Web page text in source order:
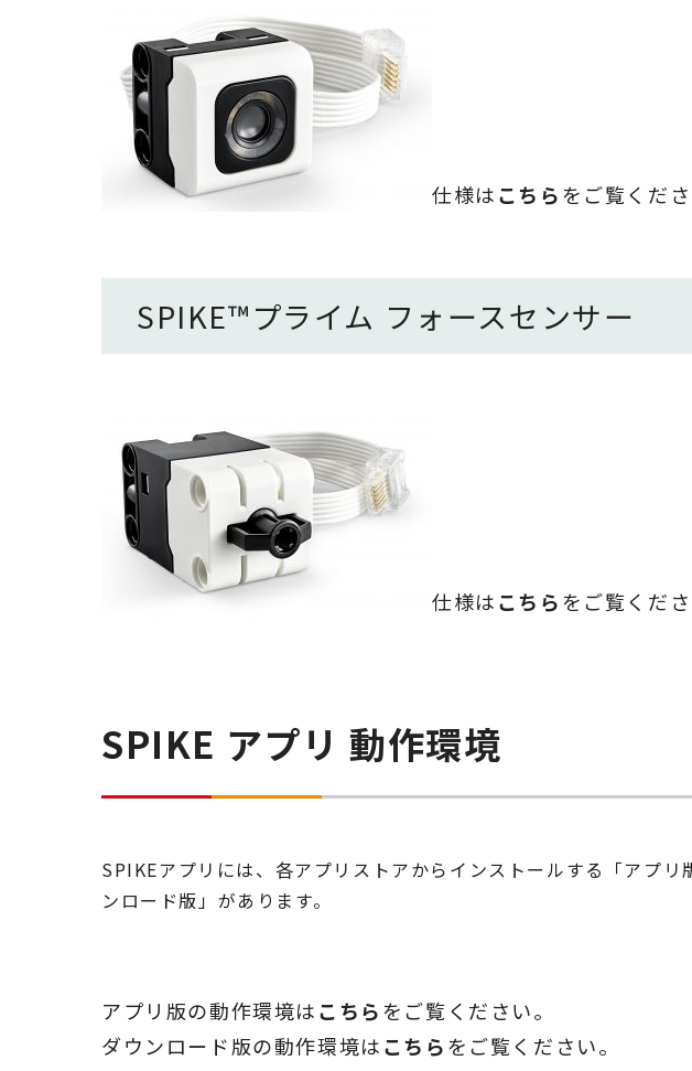
仕様はこちらをご覧くださ
SPIKE™プライム フォースセンサー
仕様はこちらをご覧くださ
SPIKE アプリ 動作環境
SPIKEアプリには、各アプリストアからインストールする「アプ
ンロード版」があります。
アプリ版の動作環境はこちらをご覧ください。
ダウンロード版の動作環境はこちらをご覧ください。